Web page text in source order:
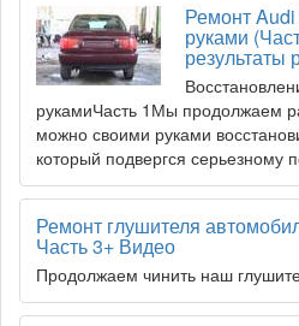
Ремонт
руками
результаты
рукамиЧасть 1Мы продолжаем
можно своими руками
который подвергся серьезному
Ремонт глушителя
Часть 3+ Видео
Продолжаем чинить наш